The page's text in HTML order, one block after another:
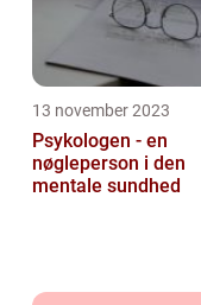
13 november 2023
Psykologen - en
nøgleperson i den
mentale sundhed